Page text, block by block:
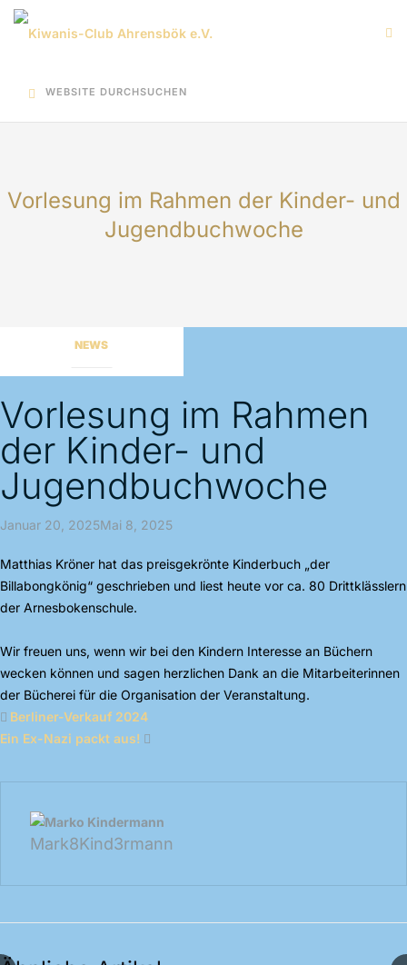
Zum
Inhalt
WEBSITE DURCHSUCHEN
Vorlesung im Rahmen der Kinder- und
Jugendbuchwoche
NEWS
Vorlesung im Rahmen
der Kinder- und
Jugendbuchwoche
Januar 20, 2025Mai 8, 2025
Matthias Kröner hat das preisgekrönte Kinderbuch „der
Billabongkönig“ geschrieben und liest heute vor ca. 80 Drittklässlern
der Arnesbokenschule.
Wir freuen uns, wenn wir bei den Kindern Interesse an Büchern
wecken können und sagen herzlichen Dank an die Mitarbeiterinnen
der Bücherei für die Organisation der Veranstaltung.
Berliner-Verkauf 2024
Ein Ex-Nazi packt aus!
Mark8Kind3rmann